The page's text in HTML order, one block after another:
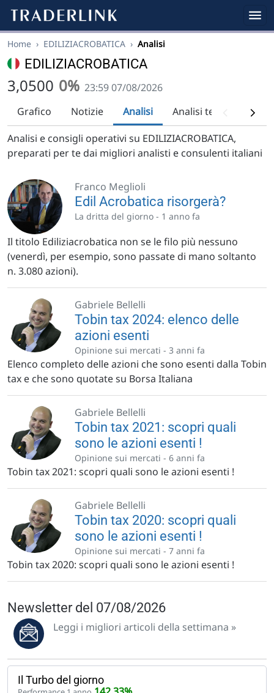
Home › EDILIZIACROBATICA › Analisi
EDILIZIACROBATICA
3,0500 0% 23:59 07/08/2026
Grafico
Notizie Analisi Analisi tecnica
Analisi e consigli operativi su EDILIZIACROBATICA,
preparati per te dai migliori analisti e consulenti italiani
Franco Meglioli
Edil Acrobatica risorgerà?
La dritta del giorno - 1 anno fa
Il titolo Ediliziacrobatica non se le filo più nessuno
(venerdì, per esempio, sono passate di mano soltanto
n. 3.080 azioni).
Gabriele Bellelli
Tobin tax 2024: elenco delle
azioni esenti
Opinione sui mercati - 3 anni fa
Elenco completo delle azioni che sono esenti dalla Tobin
tax e che sono quotate su Borsa Italiana
Gabriele Bellelli
Tobin tax 2021: scopri quali
sono le azioni esenti !
Opinione sui mercati - 6 anni fa
Tobin tax 2021: scopri quali sono le azioni esenti !
Gabriele Bellelli
Tobin tax 2020: scopri quali
sono le azioni esenti !
Opinione sui mercati - 7 anni fa
Tobin tax 2020: scopri quali sono le azioni esenti !
Newsletter del 07/08/2026
Leggi i migliori articoli della settimana »
Il Turbo del giorno